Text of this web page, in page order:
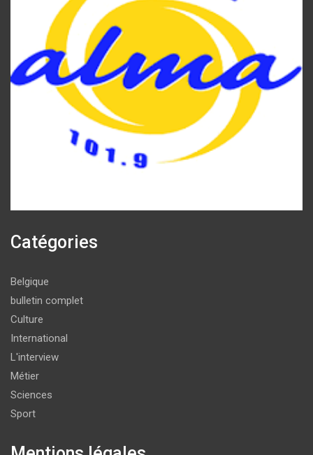
Catégories
Belgique
bulletin complet
Culture
International
L'interview
Métier
Sciences
Sport